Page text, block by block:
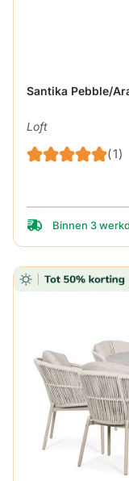
Santika Pebble/
Loft
(1)
De prijs is
Binnen 3